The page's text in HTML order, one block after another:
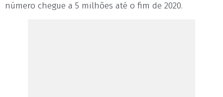
número chegue a 5 milhões até o fim de 2020.